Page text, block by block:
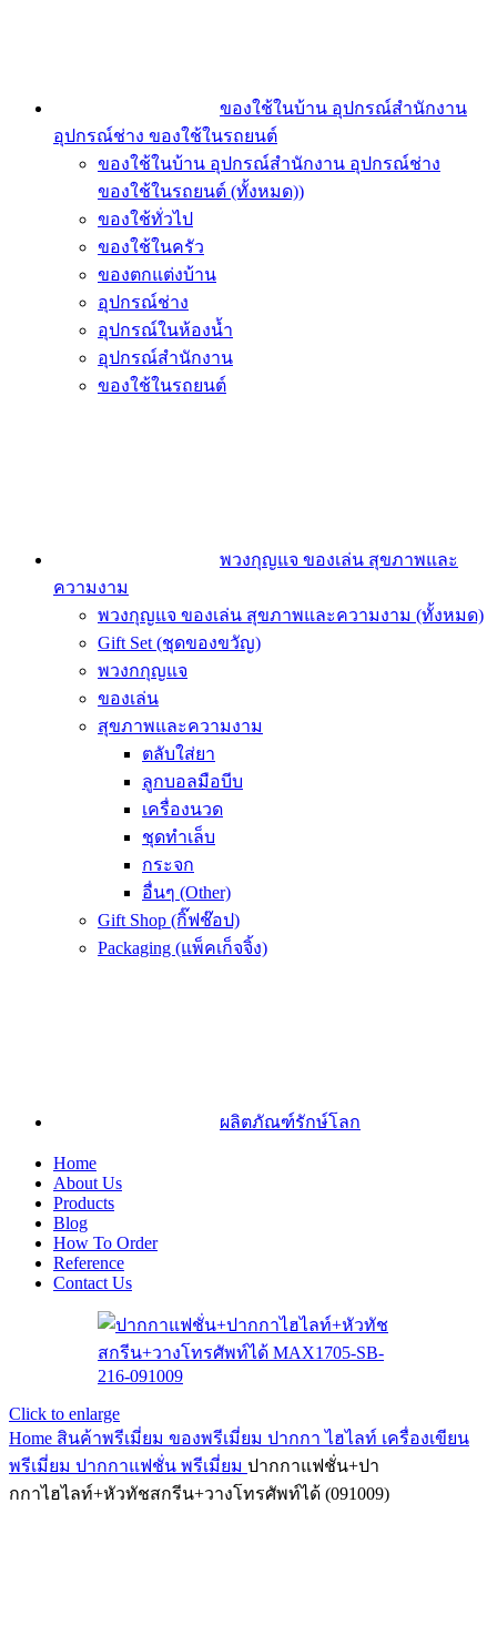
ของใช้ในบ้าน อุปกรณ์สำนักงาน
อุปกรณ์ช่าง ของใช้ในรถยนต์
ของใช้ในบ้าน อุปกรณ์สำนักงาน อุปกรณ์ช่าง
ของใช้ในรถยนต์ (ทั้งหมด))
ของใช้ทั่วไป
ของใช้ในครัว
ของตกแต่งบ้าน
อุปกรณ์ช่าง
อุปกรณ์ในห้องน้ำ
อุปกรณ์สำนักงาน
ของใช้ในรถยนต์
พวงกุญแจ ของเล่น สุขภาพและ
ความงาม
พวงกุญแจ ของเล่น สุขภาพและความงาม (ทั้งหมด)
Gift Set (ชุดของขวัญ)
พวงกกุญแจ
ของเล่น
สุขภาพและความงาม
ตลับใส่ยา
ลูกบอลมือบีบ
เครื่องนวด
ชุดทำเล็บ
กระจก
อื่นๆ (Other)
Gift Shop (กิ๊ฟช๊อป)
Packaging (แพ็คเก็จจิ้ง)
ผลิตภัณฑ์รักษ์โลก
Home
About Us
Products
Blog
How To Order
Reference
Contact Us
Click to enlarge
Home สินค้าพรีเมี่ยม ของพรีเมี่ยม ปากกา ไฮไลท์ เครื่องเขียน
พรีเมี่ยม ปากกาแฟชั่น พรีเมี่ยม ปากกาแฟชั่น+ปา
กกาไฮไลท์+หัวทัชสกรีน+วางโทรศัพท์ได้ (091009)